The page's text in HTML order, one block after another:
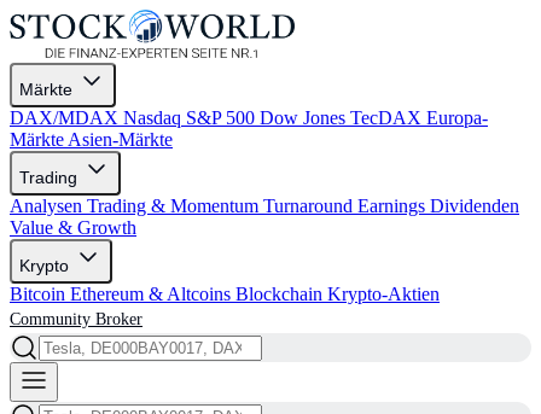
Märkte
DAX/MDAX Nasdaq S&P 500 Dow Jones TecDAX Europa-
Märkte Asien-Märkte
Trading
Analysen Trading & Momentum Turnaround Earnings Dividenden
Value & Growth
Krypto
Bitcoin Ethereum & Altcoins Blockchain Krypto-Aktien
Community Broker